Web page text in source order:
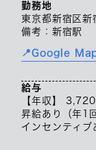
勤務地
東京都新宿区新
備考：新宿駅
📍Google Map
給与
【年収】
昇給あり（年1
インセンティブ